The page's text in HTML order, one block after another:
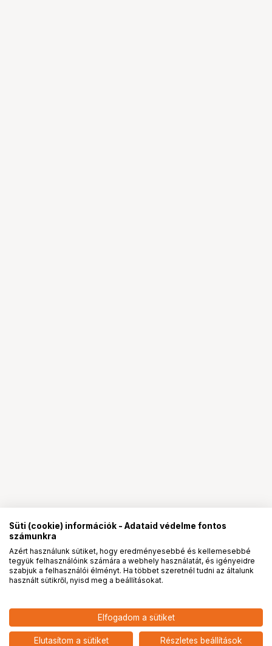
LAOWA TECHART AUTOFOCUS
ADAPTER (LEICA M - NIKON Z) VER II173 900 HUF
nettó: 136 929 HUF
PROpartnerségek
Süti (cookie) információk - Adataid védelme fontos
számunkra
Azért használunk sütiket, hogy eredményesebbé és kellemesebbé
tegyük felhasználóink számára a webhely használatát, és igényeidre
szabjuk a felhasználói élményt. Ha többet szeretnél tudni az általunk
használt sütikről, nyisd meg a beállításokat.
Elfogadom a sütiket
Elutasítom a sütiket Részletes beállítások